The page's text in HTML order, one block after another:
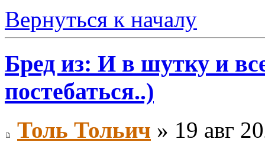
Вернуться к началу
Бред из: И в шутку и
постебаться..)
Толь Тольич » 19 авг